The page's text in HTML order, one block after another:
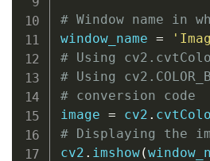
# Window name in
window_name =
# Using
# Using
# conversion code
image = cv2 .
# Displaying the
cv2 . imshow(